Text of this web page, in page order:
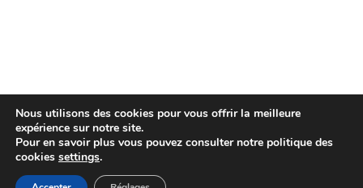
Powered by Kaizen Lab © 2017 All rights reserved. | A
touch of Zen, Design and Technologies
Nous utilisons des cookies pour vous offrir la meilleure
expérience sur notre site.
Pour en savoir plus vous pouvez consulter notre politique des
cookies settings.